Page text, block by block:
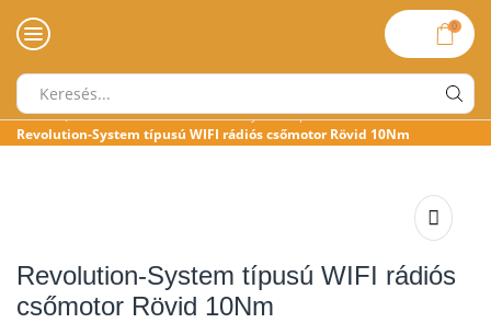
0
input
Kezdőlap»Üzlet»Motorok»Revolution-System típusú motorok»
Revolution-System típusú WIFI rádiós csőmotor Rövid 10Nm
Revolution-System típusú WIFI rádiós
csőmotor Rövid 10Nm